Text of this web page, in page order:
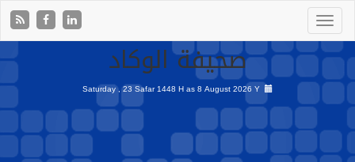
صحيفة الوكاد
Saturday , 23 Safar 1448 H as8 August 2026 Y